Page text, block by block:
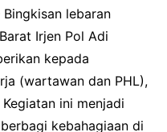
Bingkisan lebaran
Irjen Pol Adi
kepada
(wartawan dan PHL),
ini menjadi
kebahagiaan di